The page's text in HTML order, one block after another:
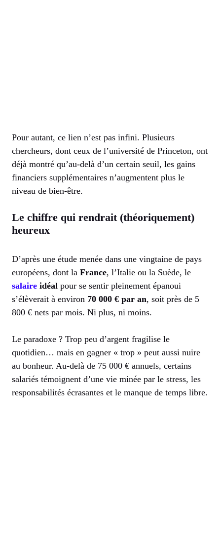
Pour autant, ce lien n’est pas infini. Plusieurs
chercheurs, dont ceux de l’université de Princeton, ont
déjà montré qu’au-delà d’un certain seuil, les gains
financiers supplémentaires n’augmentent plus le
niveau de bien-être.
Le chiffre qui rendrait (théoriquement)
heureux
D’après une étude menée dans une vingtaine de pays
européens, dont la France, l’Italie ou la Suède, le
salaire idéal pour se sentir pleinement épanoui
s’élèverait à environ 70 000 € par an, soit près de 5
800 € nets par mois. Ni plus, ni moins.
Le paradoxe ? Trop peu d’argent fragilise le
quotidien… mais en gagner « trop » peut aussi nuire
au bonheur. Au-delà de 75 000 € annuels, certains
salariés témoignent d’une vie minée par le stress, les
responsabilités écrasantes et le manque de temps libre.